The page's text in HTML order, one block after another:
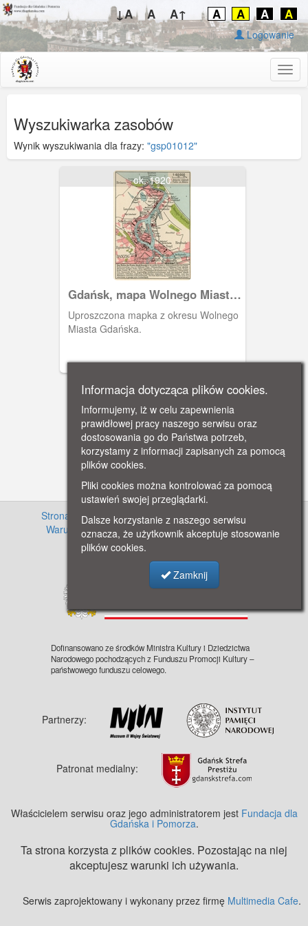
↓A A A↑ A A A A
Logowanie
Wyszukiwarka zasobów
Wynik wyszukiwania dla frazy: "gsp01012"
ok. 1920
Gdańsk, mapa Wolnego Miasta
Gdańska
Uproszczona mapka z okresu Wolnego
Miasta Gdańska.
Strona główna · Informacje o projekcie · Cennik
Warunki używania zasobów
· Kontakt ·
Regulamin
serwisu
· Polityka prywatności
Dofinansowano ze środków Ministra Kultury i Dziedzictwa
Narodowego pochodzących z Funduszu Promocji Kultury –
państwowego funduszu celowego.
Partnerzy:
Patronat medialny:
Właścicielem serwisu oraz jego administratorem jest Fundacja dla
Gdańska i Pomorza.
Ta strona korzysta z plików cookies. Pozostając na niej
akceptujesz warunki ich używania.
Serwis zaprojektowany i wykonany przez firmę Multimedia Cafe.
Informacja dotycząca plików cookies.
Informujemy, iż w celu zapewnienia
prawidłowej pracy naszego serwisu oraz
dostosowania go do Państwa potrzeb,
korzystamy z informacji zapisanych za pomocą
plików cookies.
Pliki cookies można kontrolować za pomocą
ustawień swojej przeglądarki.
Dalsze korzystanie z naszego serwisu
oznacza, że użytkownik akceptuje stosowanie
plików cookies.
Zamknij